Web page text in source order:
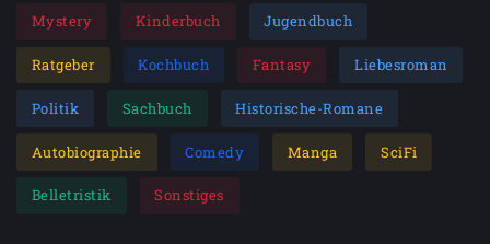
Mystery Kinderbuch Jugendbuch
Ratgeber Kochbuch Fantasy Liebesroman
Politik Sachbuch Historische-Romane
Autobiographie Comedy Manga SciFi
Belletristik Sonstiges